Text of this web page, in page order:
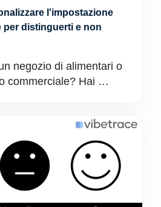
l'impostazione
per distinguerti e non
negozio di alimentari o
commerciale? Hai …